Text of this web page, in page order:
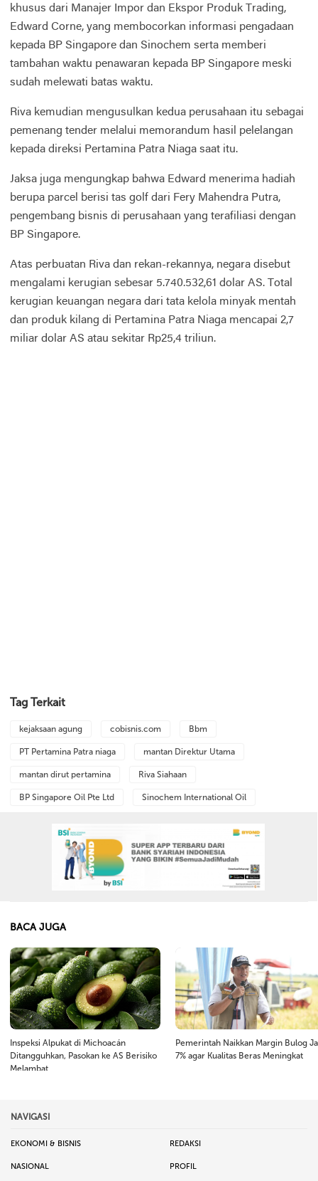
khusus dari Manajer Impor dan Ekspor Produk Trading,
Edward Corne, yang membocorkan informasi pengadaan
kepada BP Singapore dan Sinochem serta memberi
tambahan waktu penawaran kepada BP Singapore meski
sudah melewati batas waktu.
Riva kemudian mengusulkan kedua perusahaan itu sebagai
pemenang tender melalui memorandum hasil pelelangan
kepada direksi Pertamina Patra Niaga saat itu.
Jaksa juga mengungkap bahwa Edward menerima hadiah
berupa parcel berisi tas golf dari Fery Mahendra Putra,
pengembang bisnis di perusahaan yang terafiliasi dengan
BP Singapore.
Atas perbuatan Riva dan rekan-rekannya, negara disebut
mengalami kerugian sebesar 5.740.532,61 dolar AS. Total
kerugian keuangan negara dari tata kelola minyak mentah
dan produk kilang di Pertamina Patra Niaga mencapai 2,7
miliar dolar AS atau sekitar Rp25,4 triliun.
Tag Terkait
kejaksaan agung cobisnis.com Bbm
PT Pertamina Patra niaga mantan Direktur Utama
mantan dirut pertamina Riva Siahaan
BP Singapore Oil Pte Ltd Sinochem International Oil
BACA JUGA
Inspeksi Alpukat di Michoacán
Ditangguhkan, Pasokan ke AS Berisiko
Melambat
Pemerintah Naikkan Margin Bulog
7% agar Kualitas Beras Meningkat
NAVIGASI
EKONOMI & BISNIS REDAKSI
NASIONAL PROFIL